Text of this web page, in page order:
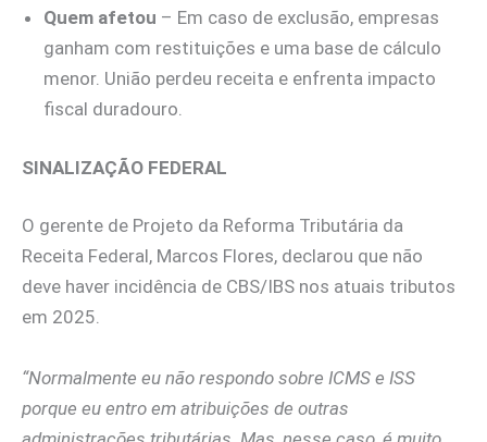
Quem afetou – Em caso de exclusão, empresas
ganham com restituições e uma base de cálculo
menor. União perdeu receita e enfrenta impacto
fiscal duradouro.
SINALIZAÇÃO FEDERAL
O gerente de Projeto da Reforma Tributária da
Receita Federal, Marcos Flores, declarou que não
deve haver incidência de CBS/IBS nos atuais tributos
em 2025.
“Normalmente eu não respondo sobre ICMS e ISS
porque eu entro em atribuições de outras